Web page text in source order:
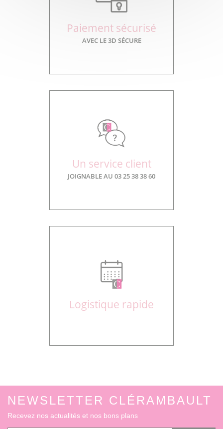
Paiement sécurisé
AVEC LE 3D SÉCURE
Un service client
JOIGNABLE AU 03 25 38 38 60
Logistique rapide
NEWSLETTER CLÉRAMBAULT
Recevez nos actualités et nos bons plans